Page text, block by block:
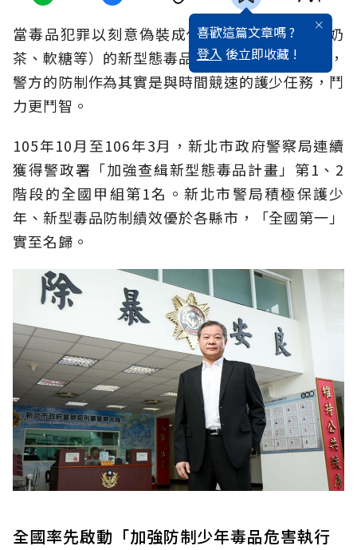
喜歡這篇文章嗎 ?
登入 後立即收藏 !
當毒品犯罪以刻意偽裝成休閒食品（咖啡包、奶
茶、軟糖等）的新型態毒品引誘少年、學生吸食，
警方的防制作為其實是與時間競速的護少任務，鬥
力更鬥智。
105年10月至106年3月，新北市政府警察局連續
獲得警政署「加強查緝新型態毒品計畫」第1、2
階段的全國甲組第1名。新北市警局積極保護少
年、新型毒品防制績效優於各縣市，「全國第一」
實至名歸。
全國率先啟動「加強防制少年毒品危害執行